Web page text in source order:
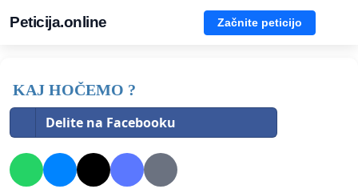
Peticija.online Začnite peticijo
KAJ HOČEMO ?
Delite na Facebooku